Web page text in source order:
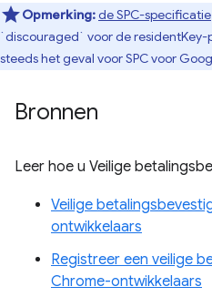
Opmerking:de SPC-specificatie
`discouraged` voor de
steeds het geval voor SPC voor
Bronnen
Leer hoe u Veilige
Veilige
ontwikkelaars
Registreer een veilige
Chrome-ontwikkelaars